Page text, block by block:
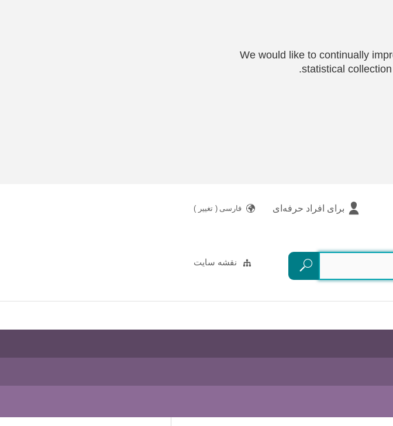
We would like to continually
statistical
برای افراد حرفه‌ای فارسی ( تغییر )
جستجو
جستجو
نقشه سایت